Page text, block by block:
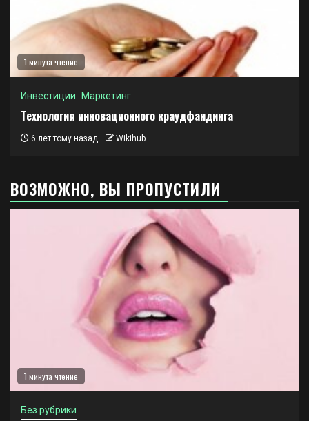
1 минута чтение
Инвестиции Маркетинг
Технология инновационного краудфандинга
6 лет тому назад Wikihub
ВОЗМОЖНО, ВЫ ПРОПУСТИЛИ
1 минута чтение
Без рубрики